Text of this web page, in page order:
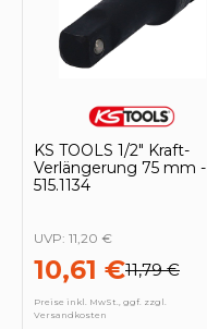
KS TOOLS 1/2" Kraft-
Verlängerung 75 mm -
515.1134
10,61 €11,79 €
UVP: 11,20 €
Preise inkl. MwSt., ggf. zzgl.
Versandkosten